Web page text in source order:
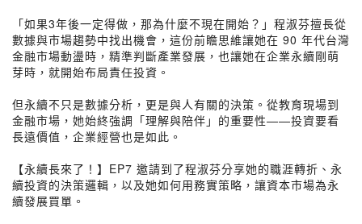
「如果3年後一定得做，那為什麼不現在開始？」程淑芬擅長從
數據與市場趨勢中找出機會，這份前瞻思維讓她在 90 年代台灣
金融市場動盪時，精準判斷產業發展，也讓她在企業永續剛萌
芽時，就開始布局責任投資。
但永續不只是數據分析，更是與人有關的決策。從教育現場到
金融市場，她始終強調「理解與陪伴」的重要性——投資要看
長遠價值，企業經營也是如此。
【永續長來了！】EP7 邀請到了程淑芬分享她的職涯轉折、永
續投資的決策邏輯，以及她如何用務實策略，讓資本市場為永
續發展買單。